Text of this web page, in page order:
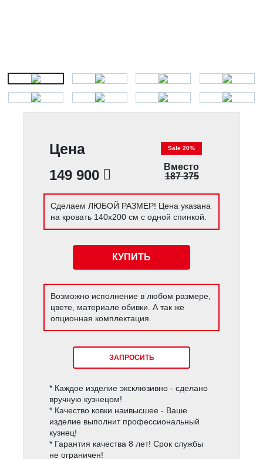
Цена
149 900
Sale 20%
Вместо
187 375
Сделаем ЛЮБОЙ РАЗМЕР! Цена указана
на кровать 140х200 см с одной спинкой.
КУПИТЬ
Возможно исполнение в любом размере,
цвете, материале обивки. А так же
опционная комплектация.
ЗАПРОСИТЬ
* Каждое изделие эксклюзивно - сделано
вручную кузнецом!
* Качество ковки наивысшее - Ваше
изделие выполнит профессиональный
кузнец!
* Гарантия качества 8 лет! Срок службы
не ограничен!